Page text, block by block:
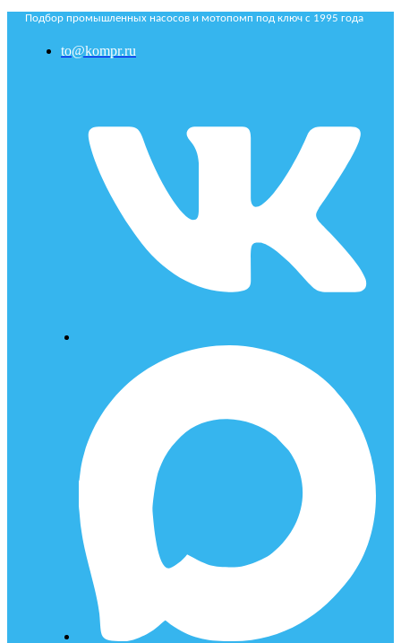
Подбор промышленных насосов и мотопомп под ключ с 1995 года
to@kompr.ru